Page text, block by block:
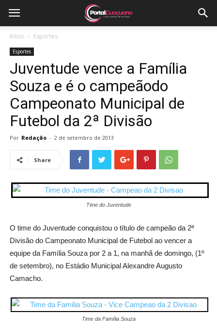
Início Esportes
Esportes
Juventude vence a Família
Souza e é o campeãodo
Campeonato Municipal de
Futebol da 2ª Divisão
Por Redação - 2 de setembro de 2013
Share
Time do Juventude
O time do Juventude conquistou o título de campeão da 2ª
Divisão do Campeonato Municipal de Futebol ao vencer a
equipe da Família Souza por 2 a 1, na manhã de domingo, (1º
de setembro), no Estádio Municipal Alexandre Augusto
Camacho.
Time da Família Souza